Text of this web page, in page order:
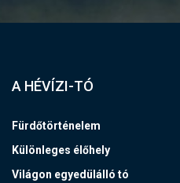
A HÉVÍZI-TÓ
Fürdőtörténelem
Különleges élőhely
Világon egyedülálló tó